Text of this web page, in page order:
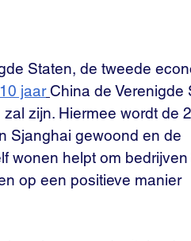
Staten, de tweede
jaar China de Verenigde
zijn. Hiermee wordt de
Sjanghai gewoond en de
wonen helpt om bedrijven
op een positieve manier